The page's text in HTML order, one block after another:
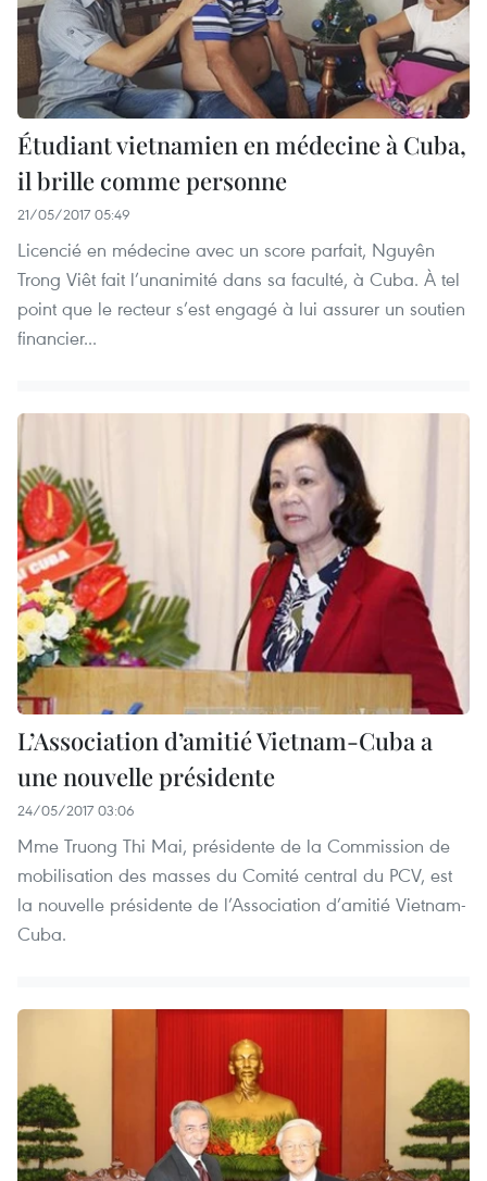
Étudiant vietnamien en médecine à Cuba,
il brille comme personne
21/05/2017 05:49
Licencié en médecine avec un score parfait, Nguyên
Trong Viêt fait l’unanimité dans sa faculté, à Cuba. À tel
point que le recteur s’est engagé à lui assurer un soutien
financier...
L’Association d’amitié Vietnam-Cuba a
une nouvelle présidente
24/05/2017 03:06
Mme Truong Thi Mai, présidente de la Commission de
mobilisation des masses du Comité central du PCV, est
la nouvelle présidente de l’Association d’amitié Vietnam-
Cuba.